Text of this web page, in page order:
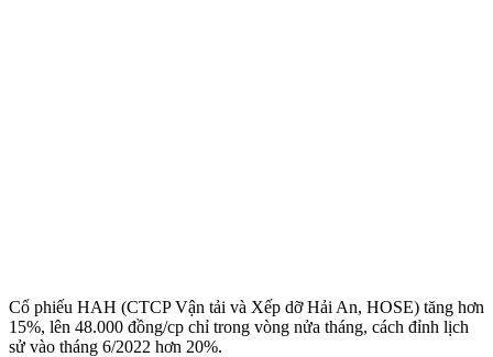
Cổ phiếu HAH (CTCP Vận tải và Xếp dỡ Hải An, HOSE) tăng hơn
15%, lên 48.000 đồng/cp chỉ trong vòng nửa tháng, cách đỉnh lịch
sử vào tháng 6/2022 hơn 20%.